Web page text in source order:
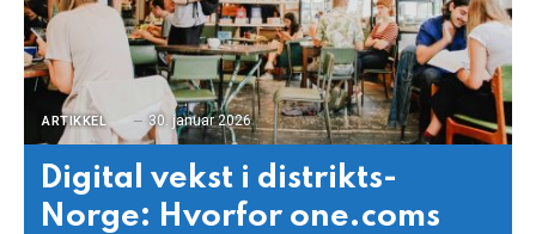
ARTIKKEL 30. januar 2026
Digital vekst i distrikts-
Norge: Hvorfor one.coms